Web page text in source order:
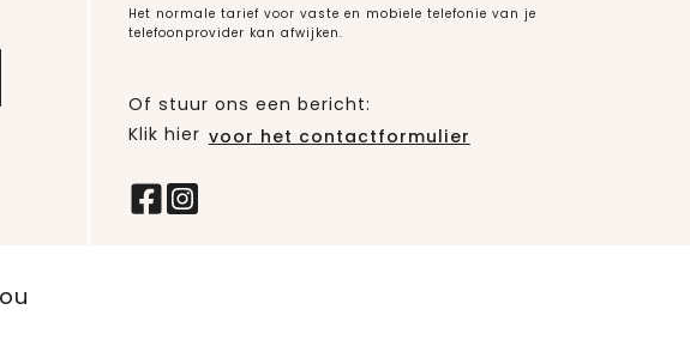
Het normale tarief voor vaste en mobiele telefonie van je
telefoonprovider kan afwijken.
Of stuur ons een bericht:
Klik hier voor het contactformulier